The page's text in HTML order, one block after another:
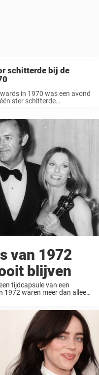
schitterde bij de
in 1970 was een avond
ster schitterde
haar ...
van 1972
blijven
tijdcapsule van een
1972 waren meer dan alleen